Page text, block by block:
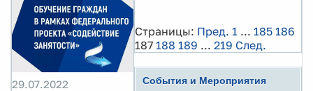
29.07.2022
Страницы: Пред. 1 ... 185 186
187 188 189 ... 219 След.
События и Мероприятия